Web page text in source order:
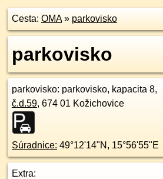
Cesta: OMA» parkovisko
parkovisko
parkovisko: parkovisko, kapacita 8,
č.d.59, 674 01 Kožichovice
Súradnice: 49°12'14"N , 15°56'55"E
Extra: